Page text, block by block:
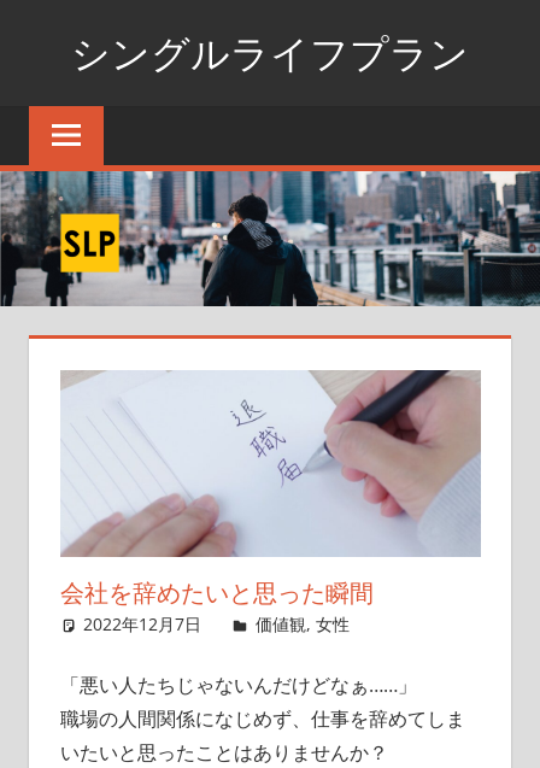
へ
ス
キ
ッ
シングルライフプラン
独
活
た
め
会社を辞めたいと思った瞬間
2022年12月7日 singlelife65
価値観, 女性
「悪い人たちじゃないんだけどなぁ……」
職場の人間関係になじめず、仕事を辞めてしま
いたいと思ったことはありませんか？